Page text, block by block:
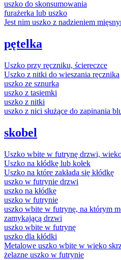
uszko do skonsumowania
furażerka lub uszko
Jest nim uszko z nadzieniem
pętelka
Uszko przy ręczniku, ściereczce
Uszko z nitki do wieszania ręcznika
uszko ze sznurka
uszko z tasiemki
uszko z nitki
uszko z nici służące do zapinania
skobel
Uszko wbite w futrynę drzwi,
Uszko na kłódkę lub kołek
Uszko na które zakłada się kłódkę
uszko w futrynie drzwi
uszko na kłódkę
uszko w futrynie
uszko wbite w futrynę, na którym
zamykającą drzwi
uszko wbite w futrynę
uszko dla kłódki
Metalowe uszko wbite w wieko
żelazne uszko w futrynie